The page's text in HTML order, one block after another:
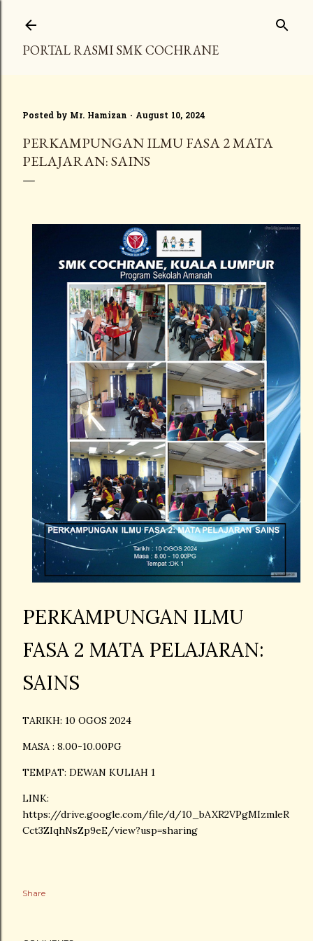
PORTAL RASMI SMK COCHRANE
Posted by Mr. Hamizan August 10, 2024
PERKAMPUNGAN ILMU FASA 2 MATA
PELAJARAN: SAINS
PERKAMPUNGAN ILMU
FASA 2 MATA PELAJARAN:
SAINS
TARIKH: 10 OGOS 2024
MASA : 8.00-10.00PG
TEMPAT: DEWAN KULIAH 1
LINK:
https://drive.google.com/file/d/10_bAXR2VPgMIzmleR
Cct3ZIqhNsZp9eE/view?usp=sharing
Share